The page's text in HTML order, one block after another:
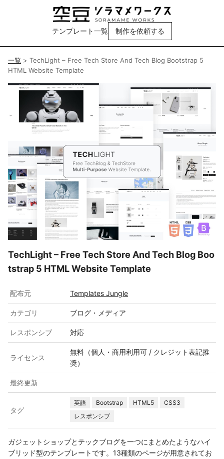
テンプレート一覧 制作を依頼する
一覧 > TechLight – Free Tech Store And Tech Blog Bootstrap 5
HTML Website Template
TechLight – Free Tech Store And Tech Blog Boo
tstrap 5 HTML Website Template
配布元 Templates Jungle
カテゴリ ブログ・メディア
レスポンシブ 対応
ライセンス
無料（個人・商用利用可 / クレジット表記推
奨）
最終更新
タグ
英語 Bootstrap HTML5
CSS3
レスポンシブ
ガジェットショップとテックブログを一つにまとめたようなハイ
ブリッド型のテンプレートです。13種類のページが用意されてお